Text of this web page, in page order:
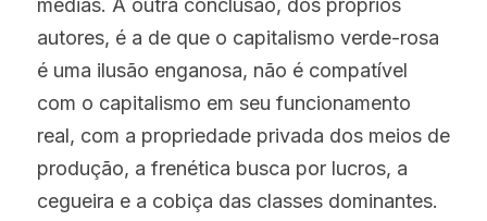
médias. A outra conclusão, dos próprios
autores, é a de que o capitalismo verde-rosa
é uma ilusão enganosa, não é compatível
com o capitalismo em seu funcionamento
real, com a propriedade privada dos meios de
produção, a frenética busca por lucros, a
cegueira e a cobiça das classes dominantes.